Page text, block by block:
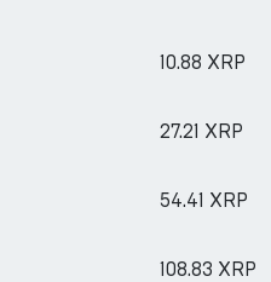
10.88 XRP
27.21 XRP
54.41 XRP
108.83 XRP